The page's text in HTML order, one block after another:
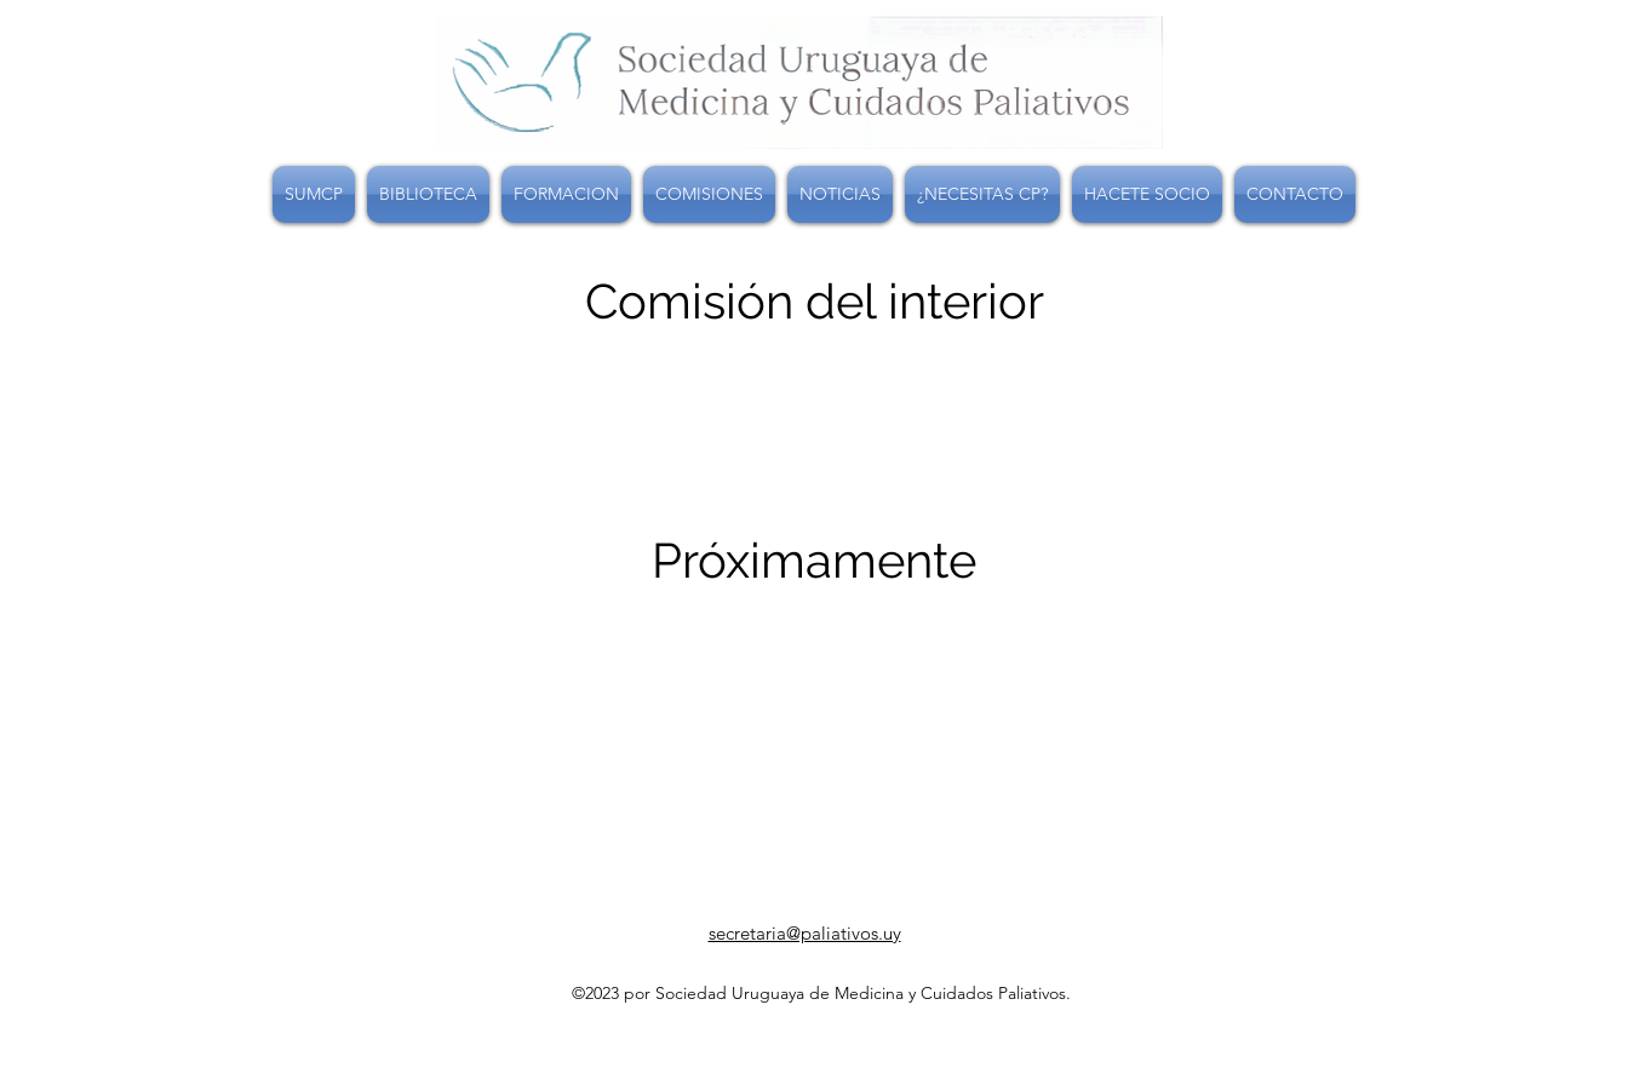
SUMCP BIBLIOTECA FORMACION COMISIONES NOTICIAS ¿NECESITAS CP? HACETE SOCIO CONTACTO
Comisión del interior
Próximamente
secretaria@paliativos.uy
©2023 por Sociedad Uruguaya de Medicina y Cuidados Paliativos.